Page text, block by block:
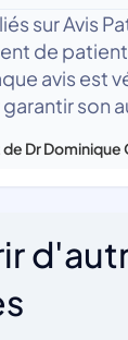
sur Avis
de
avis est
son
Dr Dominique